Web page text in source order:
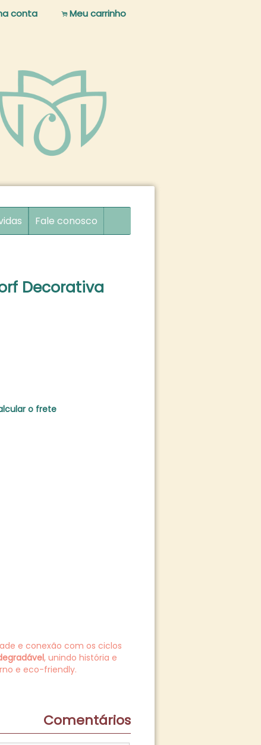
conta . Meu carrinho
Fale conosco
Decorativa
o frete
e conexão com os ciclos
, unindo história e
e eco-friendly.
Comentários